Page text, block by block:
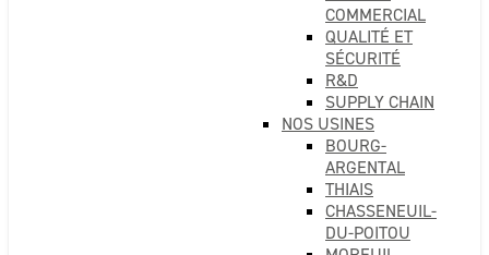
COMMERCIAL
QUALITÉ ET
SÉCURITÉ
R&D
SUPPLY CHAIN
NOS USINES
BOURG-
ARGENTAL
THIAIS
CHASSENEUIL-
DU-POITOU